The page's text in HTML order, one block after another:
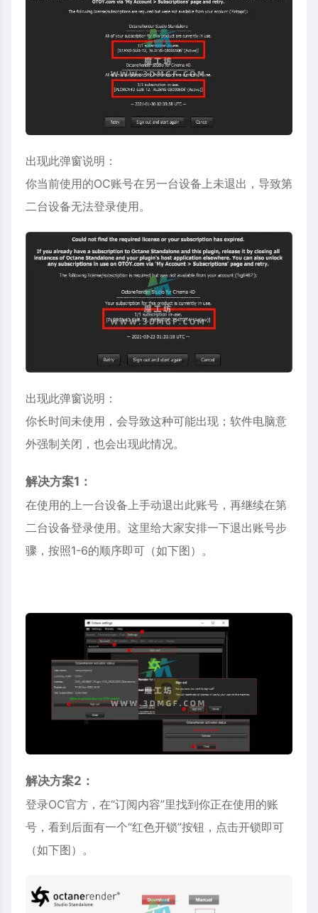
出现此弹窗说明：
你当前使用的OC账号在另一台设备上未退出，导致第
二台设备无法登录使用。
出现此弹窗说明：
你长时间未使用，会导致这种可能出现；软件电脑意
外强制关闭，也会出现此情况。
解决方案1：
在使用的上一台设备上手动退出此账号，再继续在第
二台设备登录使用。这里给大家安排一下退出账号步
骤，按照1-6的顺序即可（如下图）。
解决方案2：
登录OC官方，在“订阅内容”里找到你正在使用的账
号，看到后面有一个“红色开锁”按钮，点击开锁即可
（如下图）。